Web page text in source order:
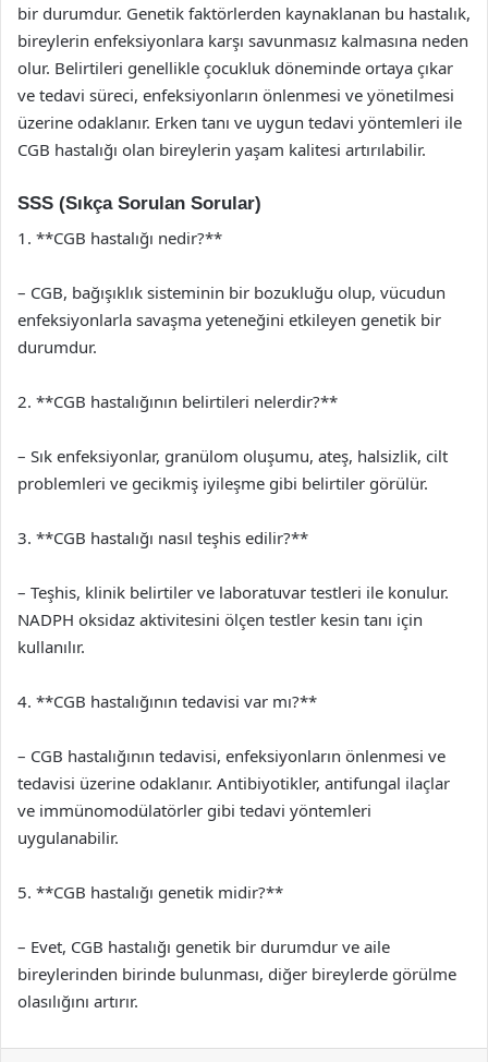
bir durumdur. Genetik faktörlerden kaynaklanan bu hastalık,
bireylerin enfeksiyonlara karşı savunmasız kalmasına neden
olur. Belirtileri genellikle çocukluk döneminde ortaya çıkar
ve tedavi süreci, enfeksiyonların önlenmesi ve yönetilmesi
üzerine odaklanır. Erken tanı ve uygun tedavi yöntemleri ile
CGB hastalığı olan bireylerin yaşam kalitesi artırılabilir.
SSS (Sıkça Sorulan Sorular)
1. **CGB hastalığı nedir?**
– CGB, bağışıklık sisteminin bir bozukluğu olup, vücudun
enfeksiyonlarla savaşma yeteneğini etkileyen genetik bir
durumdur.
2. **CGB hastalığının belirtileri nelerdir?**
– Sık enfeksiyonlar, granülom oluşumu, ateş, halsizlik, cilt
problemleri ve gecikmiş iyileşme gibi belirtiler görülür.
3. **CGB hastalığı nasıl teşhis edilir?**
– Teşhis, klinik belirtiler ve laboratuvar testleri ile konulur.
NADPH oksidaz aktivitesini ölçen testler kesin tanı için
kullanılır.
4. **CGB hastalığının tedavisi var mı?**
– CGB hastalığının tedavisi, enfeksiyonların önlenmesi ve
tedavisi üzerine odaklanır. Antibiyotikler, antifungal ilaçlar
ve immünomodülatörler gibi tedavi yöntemleri
uygulanabilir.
5. **CGB hastalığı genetik midir?**
– Evet, CGB hastalığı genetik bir durumdur ve aile
bireylerinden birinde bulunması, diğer bireylerde görülme
olasılığını artırır.